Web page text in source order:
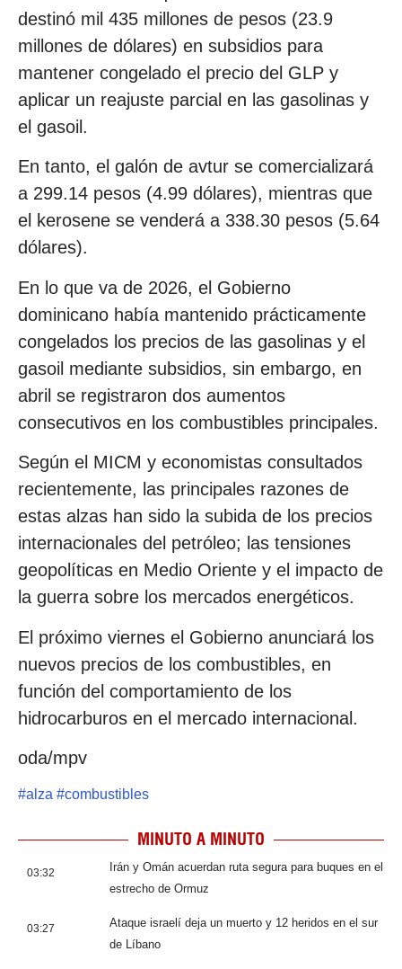
destinó mil 435 millones de pesos (23.9
millones de dólares) en subsidios para
mantener congelado el precio del GLP y
aplicar un reajuste parcial en las gasolinas y
el gasoil.
En tanto, el galón de avtur se comercializará
a 299.14 pesos (4.99 dólares), mientras que
el kerosene se venderá a 338.30 pesos (5.64
dólares).
En lo que va de 2026, el Gobierno
dominicano había mantenido prácticamente
congelados los precios de las gasolinas y el
gasoil mediante subsidios, sin embargo, en
abril se registraron dos aumentos
consecutivos en los combustibles principales.
Según el MICM y economistas consultados
recientemente, las principales razones de
estas alzas han sido la subida de los precios
internacionales del petróleo; las tensiones
geopolíticas en Medio Oriente y el impacto de
la guerra sobre los mercados energéticos.
El próximo viernes el Gobierno anunciará los
nuevos precios de los combustibles, en
función del comportamiento de los
hidrocarburos en el mercado internacional.
oda/mpv
#alza #combustibles
MINUTO A MINUTO
03:32
Irán y Omán acuerdan ruta segura para buques en el
estrecho de Ormuz
03:27
Ataque israelí deja un muerto y 12 heridos en el sur
de Líbano